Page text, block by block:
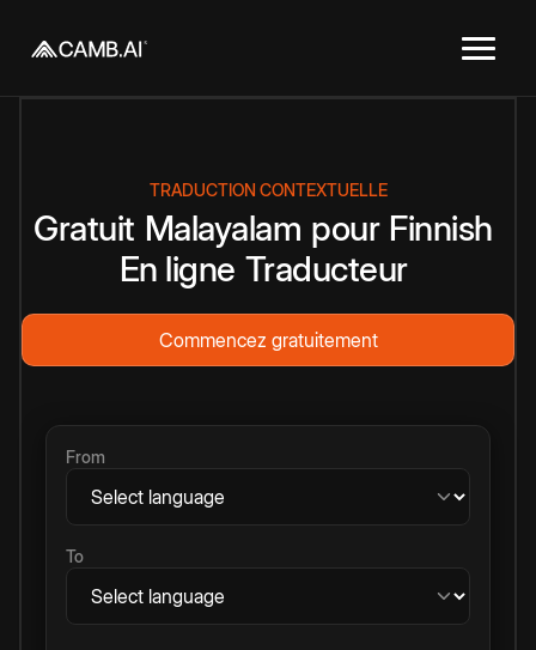
TRADUCTION CONTEXTUELLE
Gratuit Malayalam pour Finnish
En ligne Traducteur
Commencez gratuitement
From
To